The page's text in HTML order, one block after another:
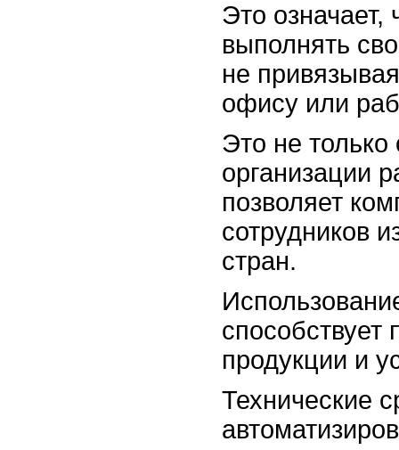
Это означает,
выполнять
не
офису или
Это не только
организации
позволяет
сотрудников
стран.
продукции и
Технические